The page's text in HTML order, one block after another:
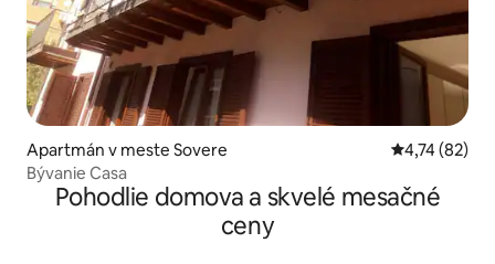
Apartmán v meste Sovere Priemerné
4,74 (82)
Bývanie Casa
Pohodlie domova a skvelé mesačné
ceny